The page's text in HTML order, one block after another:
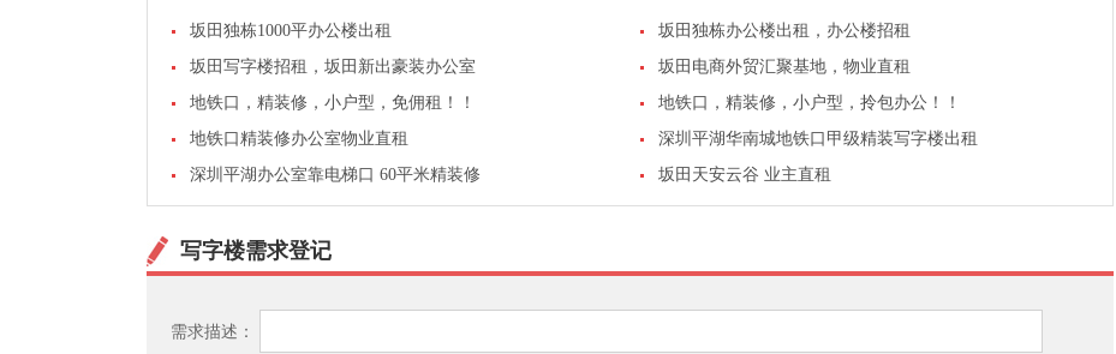
坂田独栋1000平办公楼出租
坂田独栋办公楼出租，办公楼招租
坂田写字楼招租，坂田新出豪装办公室
坂田电商外贸汇聚基地，物业直租
地铁口，精装修，小户型，免佣租！！
地铁口，精装修，小户型，拎包办公！！
地铁口精装修办公室物业直租
深圳平湖华南城地铁口甲级精装写字楼出租
深圳平湖办公室靠电梯口 60平米精装修
坂田天安云谷 业主直租
写字楼需求登记
需求描述：